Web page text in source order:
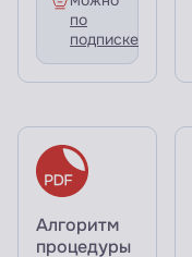
по
подписке
Алгоритм
процедуры